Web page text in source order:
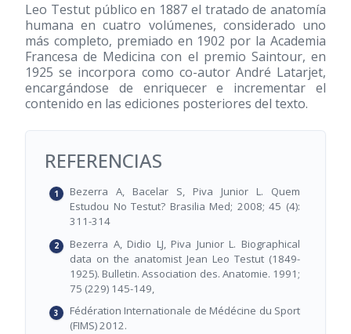
Leo Testut público en 1887 el tratado de anatomía
humana en cuatro volúmenes, considerado uno
más completo, premiado en 1902 por la Academia
Francesa de Medicina con el premio Saintour, en
1925 se incorpora como co-autor André Latarjet,
encargándose de enriquecer e incrementar el
contenido en las ediciones posteriores del texto.
REFERENCIAS
Bezerra A, Bacelar S, Piva Junior L. Quem
Estudou No Testut? Brasilia Med; 2008; 45 (4):
311-314
Bezerra A, Didio LJ, Piva Junior L. Biographical
data on the anatomist Jean Leo Testut (1849-
1925). Bulletin. Association des. Anatomie. 1991;
75 (229) 145-149,
Fédération Internationale de Médécine du Sport
(FIMS) 2012.